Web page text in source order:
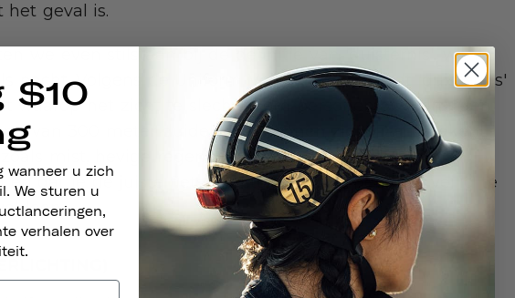
het geval is.
we even stilstaan bij de definitie van 'duisternis', want
nacht. Volgens de Uniform Vehicle Code wordt 'duisternis'
waarop het zicht te slecht is om personen of voertuigen
van 300 meter duidelijk te kunnen zien. Dat betekent
mist, hevige regen of sneeuw ook als 'duisternis'
en dat je de juiste fietsreflectoren nodig hebt om veilig te
$10
wanneer u zich
We sturen u
verhalen over